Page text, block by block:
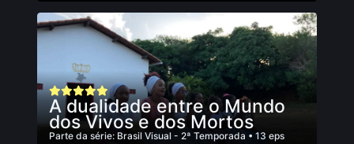
A dualidade entre o Mundo
dos Vivos e dos Mortos
Parte da série: Brasil Visual - 2ª Temporada • 13 eps